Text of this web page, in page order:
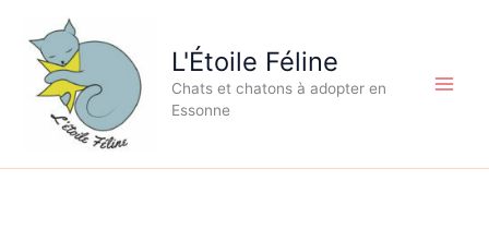
contenu
L'Étoile Féline
Chats et chatons à adopter en
Essonne